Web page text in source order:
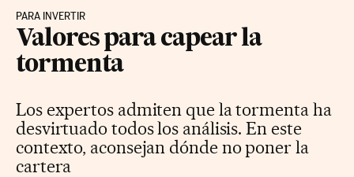
PARA INVERTIR
Valores para capear la
tormenta
Los expertos admiten que la tormenta ha
desvirtuado todos los análisis. En este
contexto, aconsejan dónde no poner la
cartera